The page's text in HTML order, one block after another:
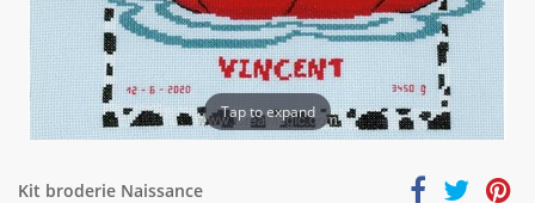
Tap to expand
Kit broderie Naissance